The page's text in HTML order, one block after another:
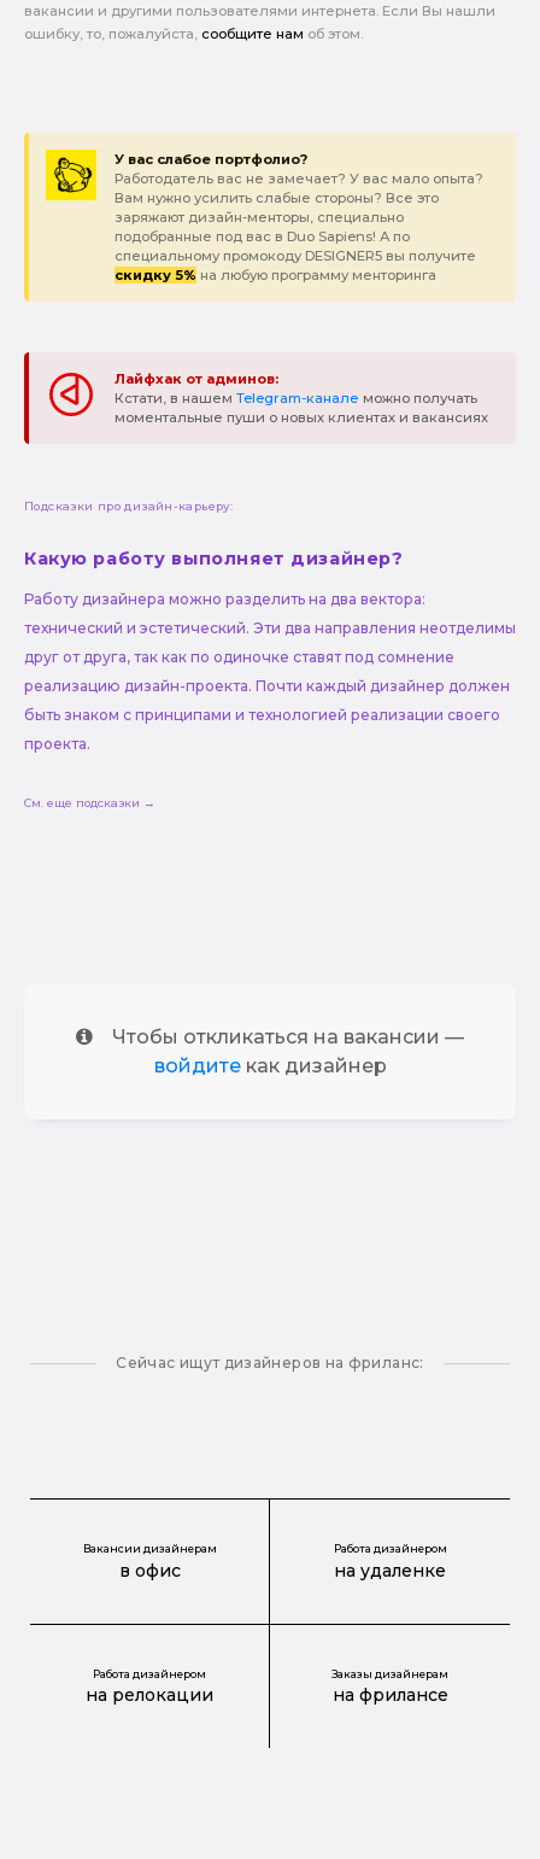
вакансии и другими пользователями интернета. Если Вы нашли
ошибку, то, пожалуйста, сообщите нам об этом.
У вас слабое портфолио?
Работодатель вас не замечает? У вас мало опыта?
Вам нужно усилить слабые стороны? Все это
заряжают дизайн-менторы, специально
подобранные под вас в Duo Sapiens! А по
специальному промокоду DESIGNER5 вы получите
скидку 5% на любую программу менторинга
Лайфхак от админов:
Кстати, в нашем Telegram-канале можно получать
моментальные пуши о новых клиентах и вакансиях
Подсказки про дизайн-карьеру:
Какую работу выполняет дизайнер?
Работу дизайнера можно разделить на два вектора:
технический и эстетический. Эти два направления неотделимы
друг от друга, так как по одиночке ставят под сомнение
реализацию дизайн-проекта. Почти каждый дизайнер должен
быть знаком с принципами и технологией реализации своего
проекта.
См. еще подсказки →
Чтобы откликаться на вакансии —
войдитекак дизайнер
Сейчас ищут дизайнеров на фриланс:
Вакансии дизайнерам
в офис
Работа дизайнером
на удаленке
Работа дизайнером
на релокации
Заказы дизайнерам
на фрилансе